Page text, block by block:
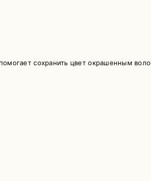
сохранить цвет окрашенным